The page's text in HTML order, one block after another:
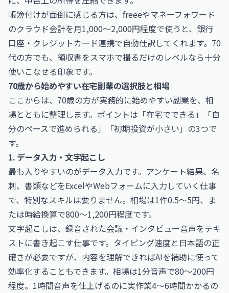
帳簿付けが面倒に感じる方は、 freeeやマネーフォワード
のクラウド会計を月1,000〜2,000円程度で使うと、銀行
口座・クレジットカード連携で自動仕訳してくれます。70
代の方でも、領収書をスマホで撮るだけのレベルなら十分
使いこなせる印象です。
70歳から始めやすい在宅副業の選択肢と相場
ここからは、70歳の方が実務的に始めやすい副業を、相
場とともに整理します。ポイントは「在宅でできる」「自
分のペースで進められる」「初期投資が小さい」の3つで
す。
1. データ入力・文字起こし
最も入りやすいのがデータ入力です。アンケート結果、名
刺、書類などをExcelやWebフォームに入力していく仕事
で、特別なスキルは要りません。相場は1件0.5〜5円、ま
たは時給換算で800〜1,200円程度です。
文字起こしは、録音された会議・インタビュー音声をテキ
ストに書き起こす仕事です。タイピング速度と日本語の正
確さが必要ですが、内容を理解できればAIを補助に使って
効率化することもできます。相場は1分音声で80〜200円
程度。1時間音声を仕上げるのに実作業4〜6時間かかるの